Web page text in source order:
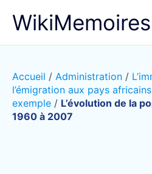
WikiMemoires
Accueil / Administration /
l’émigration aux pays
exemple / L’évolution de la
1960 à 2007